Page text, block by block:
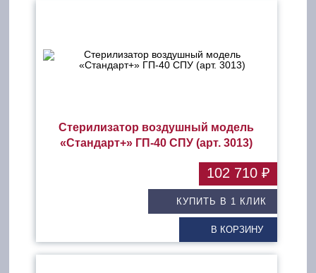
Стерилизатор воздушный модель
«Стандарт+» ГП-40 СПУ (арт. 3013)
КУПИТЬ В 1 КЛИК
В КОРЗИНУ
102 710 ₽